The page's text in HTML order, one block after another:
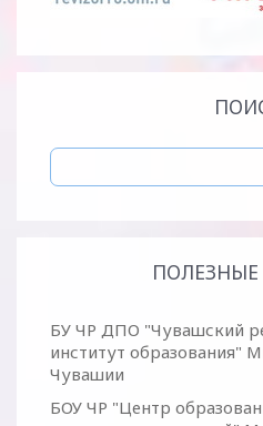
БУ ЧР ДПО "Чувашский
институт образования"
Чувашии
БОУ ЧР "Центр